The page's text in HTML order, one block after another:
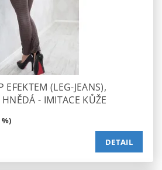
EFEKTEM (LEG-JEANS),
- IMITACE KŮŽE
%)
DETAIL